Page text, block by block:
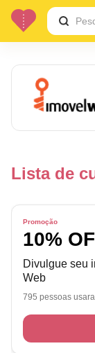
Lista de
Promoção
10%
Divulgue seu
Web
795 pessoas